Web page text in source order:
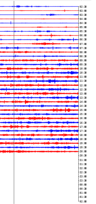
02:30
03:00
03:30
04:00
04:30
05:00
05:30
06:00
06:30
07:00
07:30
08:00
08:30
09:00
09:30
10:00
10:30
11:00
11:30
12:00
12:30
13:00
13:30
14:00
14:30
15:00
15:30
16:00
16:30
17:00
17:30
18:00
18:30
19:00
19:30
20:00
20:30
21:00
21:30
22:00
22:30
23:00
23:30
00:00
00:30
01:00
01:30
02:00